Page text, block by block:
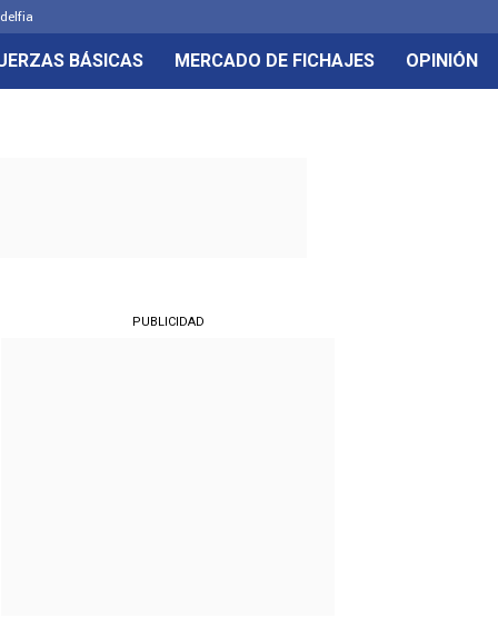
BÁSICAS MERCADO DE FICHAJES OPINIÓN
PUBLICIDAD